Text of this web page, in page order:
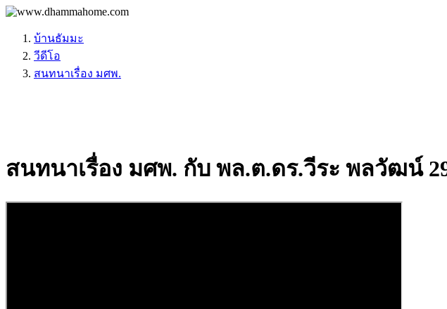
บ้านธัมมะ
วีดีโอ
สนทนาเรื่อง มศพ.
สนทนาเรื่อง มศพ. กับ พล.ต.ดร.วีระ พลวัฒน์